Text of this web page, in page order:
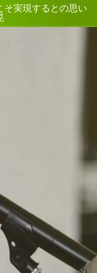
そ実現するとの思い